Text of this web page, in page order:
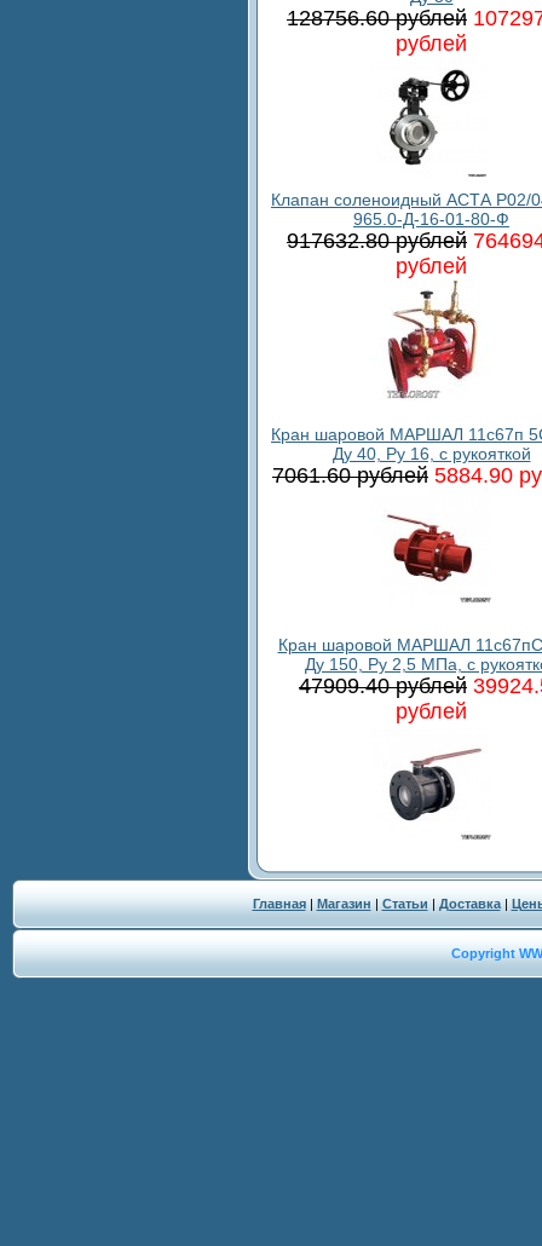
128756.60 рублей
рублей
Клапан соленоидный АСТА Р02/
965.0-Д-16-01-80-Ф
917632.80 рублей
рублей
Кран шаровой МАРШАЛ 11с67п
Ду 40, Ру 16, с рукояткой
7061.60 рублей 5884.90
Кран шаровой МАРШАЛ
Ду 150, Ру 2,5 МПа, с
47909.40 рублей
рублей
Главная| Магазин | Статьи | Доставка|
Copyright